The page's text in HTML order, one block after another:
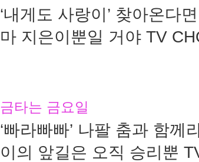
‘내게도 사랑이’ 찾아온다
마 지은이뿐일 거야 TV
금타는 금요일
‘빠라빠빠’ 나팔 춤과 함께
이의 앞길은 오직 승리뿐